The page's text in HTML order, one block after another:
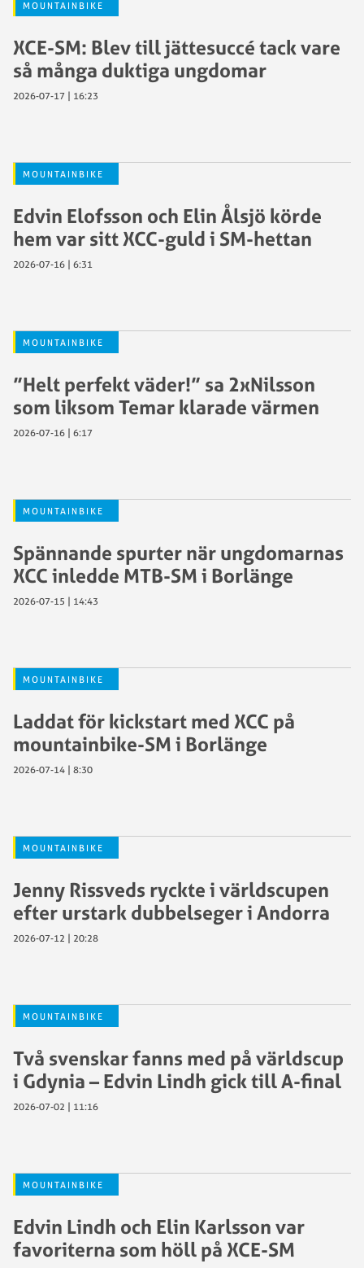
MOUNTAINBIKE
XCE-SM: Blev till jättesuccé tack vare
så många duktiga ungdomar
2026-07-17 | 16:23
MOUNTAINBIKE
Edvin Elofsson och Elin Ålsjö körde
hem var sitt XCC-guld i SM-hettan
2026-07-16 | 6:31
MOUNTAINBIKE
”Helt perfekt väder!” sa 2xNilsson
som liksom Temar klarade värmen
2026-07-16 | 6:17
MOUNTAINBIKE
Spännande spurter när ungdomarnas
XCC inledde MTB-SM i Borlänge
2026-07-15 | 14:43
MOUNTAINBIKE
Laddat för kickstart med XCC på
mountainbike-SM i Borlänge
2026-07-14 | 8:30
MOUNTAINBIKE
Jenny Rissveds ryckte i världscupen
efter urstark dubbelseger i Andorra
2026-07-12 | 20:28
MOUNTAINBIKE
Två svenskar fanns med på världscup
i Gdynia – Edvin Lindh gick till A-final
2026-07-02 | 11:16
MOUNTAINBIKE
Edvin Lindh och Elin Karlsson var
favoriterna som höll på XCE-SM